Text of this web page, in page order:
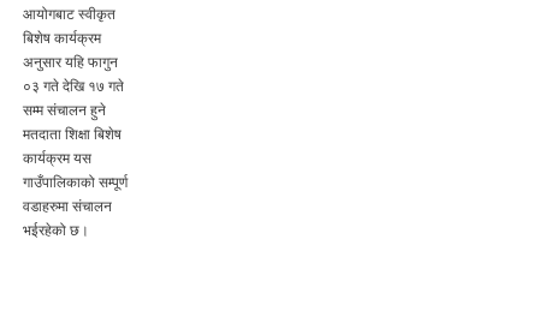
आयोगबाट स्वीकृत
बिशेष कार्यक्रम
अनुसार यहि फागुन
०३ गते देखि १७ गते
सम्म संचालन हुने
मतदाता शिक्षा बिशेष
कार्यक्रम यस
गाउँपालिकाको सम्पूर्ण
वडाहरुमा संचालन
भईरहेको छ।